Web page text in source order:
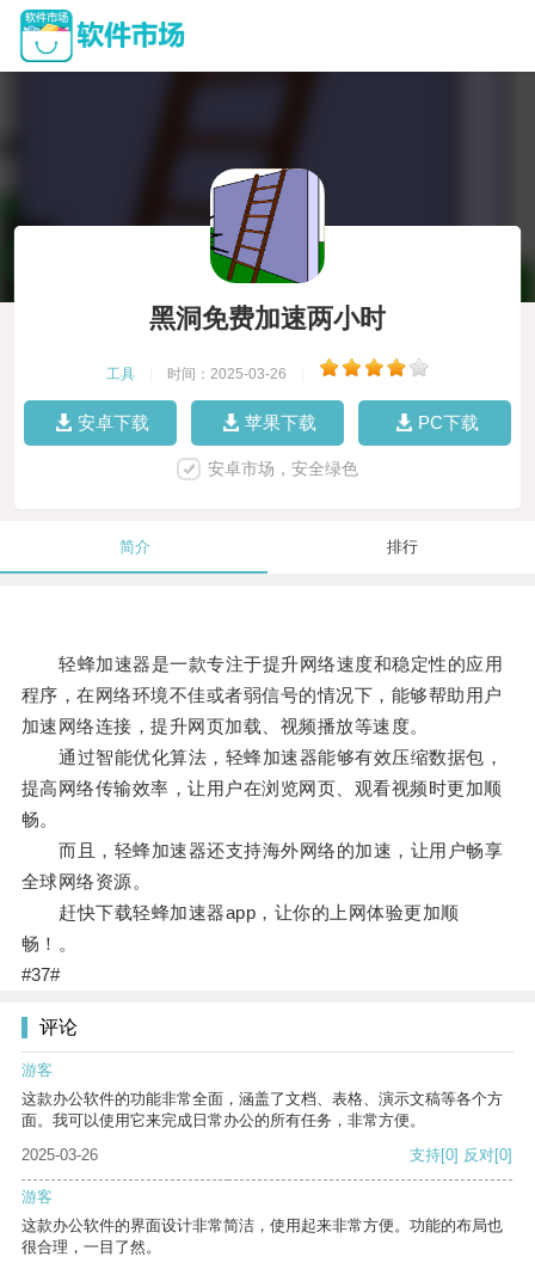
黑洞免费加速两小时
工具 时间：2025-03-26
安卓下载 苹果下载 PC下载
安卓市场，安全绿色
简介 排行
轻蜂加速器是一款专注于提升网络速度和稳定性的应用
程序，在网络环境不佳或者弱信号的情况下，能够帮助用户
加速网络连接，提升网页加载、视频播放等速度。
通过智能优化算法，轻蜂加速器能够有效压缩数据包，
提高网络传输效率，让用户在浏览网页、观看视频时更加顺
畅。
而且，轻蜂加速器还支持海外网络的加速，让用户畅享
全球网络资源。
赶快下载轻蜂加速器app，让你的上网体验更加顺
畅！。
#37#
评论
游客
这款办公软件的功能非常全面，涵盖了文档、表格、演示文稿等各个方
面。我可以使用它来完成日常办公的所有任务，非常方便。
2025-03-26
支持[0] 反对[0]
游客
这款办公软件的界面设计非常简洁，使用起来非常方便。功能的布局也
很合理，一目了然。